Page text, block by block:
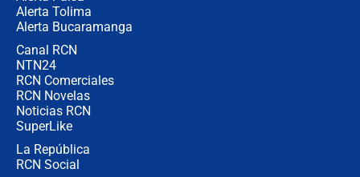
Alerta Tolima
Alerta Bucaramanga
Canal RCN
NTN24
RCN Comerciales
RCN Novelas
Noticias RCN
SuperLike
La República
RCN Social